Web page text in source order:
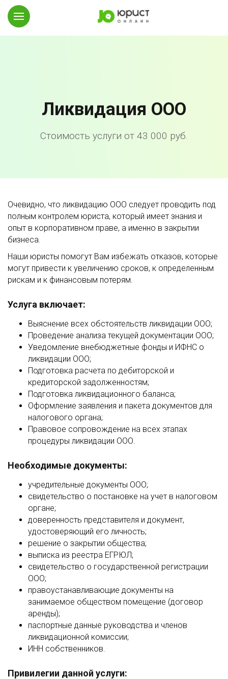
Ликвидация ООО
Стоимость услуги от 43 000 руб.
Очевидно, что ликвидацию ООО следует проводить под
полным контролем юриста, который имеет знания и
опыт в корпоративном праве, а именно в закрытии
бизнеса.
Наши юристы помогут Вам избежать отказов, которые
могут привести к увеличению сроков, к определенным
рискам и к финансовым потерям.
Услуга включает:
Выяснение всех обстоятельств ликвидации ООО;
Проведение анализа текущей документации ООО;
Уведомление внебюджетные фонды и ИФНС о
ликвидации ООО;
Подготовка расчета по дебиторской и
кредиторской задолженностям;
Подготовка ликвидационного баланса;
Оформление заявления и пакета документов для
налогового органа;
Правовое сопровождение на всех этапах
процедуры ликвидации ООО.
Необходимые документы:
учредительные документы ООО;
свидетельство о постановке на учет в налоговом
органе;
доверенность представителя и документ,
удостоверяющий его личность;
решение о закрытии общества;
выписка из реестра ЕГРЮЛ;
свидетельство о государственной регистрации
ООО;
правоустанавливающие документы на
занимаемое обществом помещение (договор
аренды);
паспортные данные руководства и членов
ликвидационной комиссии;
ИНН собственников.
Привилегии данной услуги: